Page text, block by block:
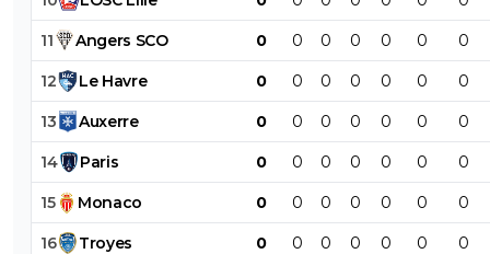
11 Angers SCO 0 0 0 0 0 0 0
12 Le Havre 0 0 0 0 0 0 0
13 Auxerre 0 0 0 0 0 0 0
14 Paris 0 0 0 0 0 0 0
15 Monaco 0 0 0 0 0 0 0
16 Troyes 0 0 0 0 0 0 0